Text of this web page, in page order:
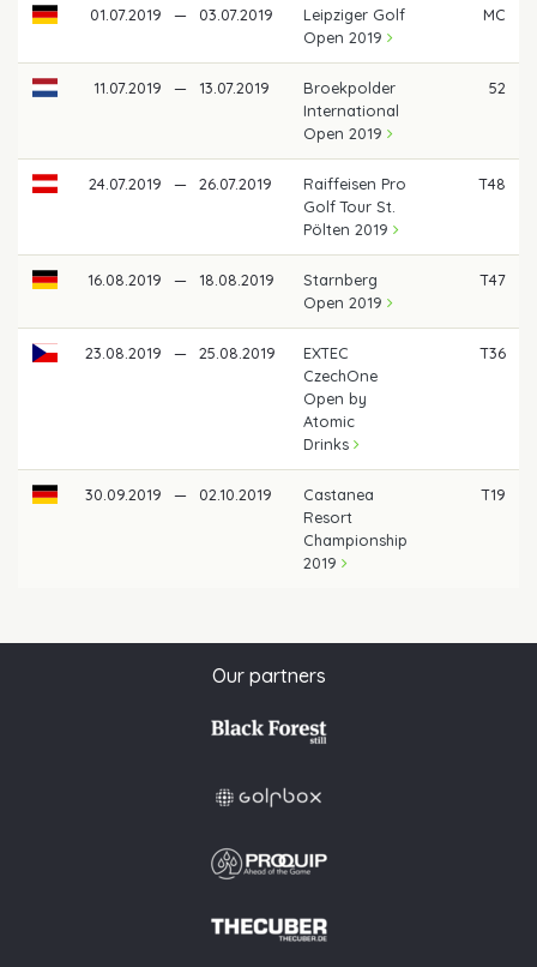
01.07.2019 — 03.07.2019
Leipziger Golf
Open 2019
MC
11.07.2019 — 13.07.2019
Broekpolder
International
Open 2019
52
24.07.2019 — 26.07.2019
Raiffeisen Pro
Golf Tour St.
Pölten 2019
T48
16.08.2019 — 18.08.2019
Starnberg
Open 2019
T47
23.08.2019 — 25.08.2019
EXTEC
CzechOne
Open by
Atomic
Drinks
T36
30.09.2019 — 02.10.2019
Castanea
Resort
Championship
2019
T19
Our partners